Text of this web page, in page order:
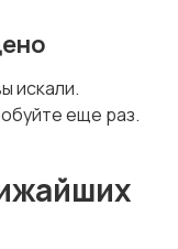
искали.
еще раз.